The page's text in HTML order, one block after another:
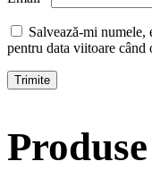
Salvează-mi
pentru data viitoare când